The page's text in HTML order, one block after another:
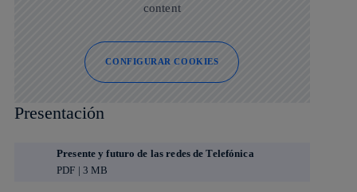
content
CONFIGURAR COOKIES
Presentación
Presente y futuro de las redes de Telefónica
PDF | 3 MB